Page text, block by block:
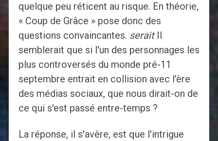
quelque peu réticent au risque. En théorie,
« Coup de Grâce » pose donc des
questions convaincantes. seraitIl
semblerait que si l'un des personnages les
plus controversés du monde pré-11
septembre entrait en collision avec l'ère
des médias sociaux, que nous dirait-on de
ce qui s'est passé entre-temps ?
La réponse, il s'avère, est que l'intrigue